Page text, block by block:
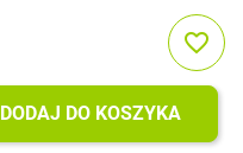
DODAJ DO KOSZYKA
favorite_border